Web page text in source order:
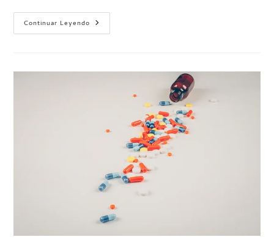
Continuar Leyendo